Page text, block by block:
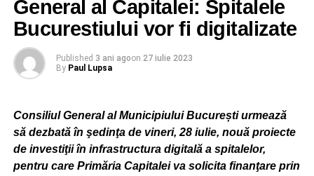
roșu pentru Capitală, deoarece temperaturile maxime
extreme specifice Bucureștiului la începutul lunii august
se situează în jurul valorii de 41 de grade.
Sursa foto
ADVERTISEMENT
RELATED TOPICS: BUCURESTI CALDURA
METEO
STIRI BUCURESTI
TEMPERATURI VREMEA
UP NEXT
Centrul Vechi: Strada Franceză numărul 62,
Kaufland: Strada Sergent Năstase Pamfil numărul 2,
Bulevardul Aviatorilor 72,
General al Capitalei: Spitalele
Bucurestiului vor fi digitalizate
Published 3 ani agoon 27 iulie 2023
By Paul Lupsa
Consiliul General al Municipiului București urmează
să dezbată în şedinţa de vineri, 28 iulie, nouă proiecte
de investiţii în infrastructura digitală a spitalelor,
pentru care Primăria Capitalei va solicita finanţare prin